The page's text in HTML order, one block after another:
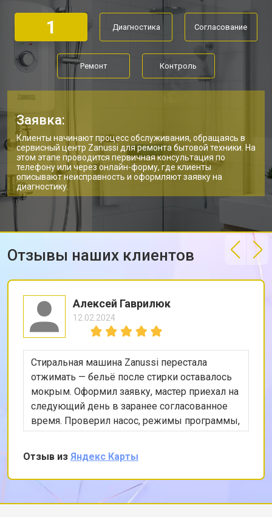
Замена мембраны от 3749 ₽ Заказать
1 Диагностика Согласование
Ремонт Контроль
Заявка:
Клиенты начинают процесс обслуживания, обращаясь в
сервисный центр Zanussi для ремонта бытовой техники. На
этом этапе проводится первичная консультация по
телефону или через онлайн-форму, где клиенты
описывают неисправность и оформляют заявку на
диагностику.
Отзывы наших клиентов
Алексей Гаврилюк
12.02.2024
Стиральная машина Zanussi перестала
отжимать — бельё после стирки оставалось
мокрым. Оформил заявку, мастер приехал на
следующий день в заранее согласованное
время. Проверил насос, режимы программы,
снял заднюю панель и показал, что ремень
частично порвался и проскальзывал.
Заменил ремень без лишних разговоров,
после чего протестировал в режиме стирки и
убедился, что вращение барабана
корректное. Рассказал, как правильно
Отзыв из Яндекс Карты